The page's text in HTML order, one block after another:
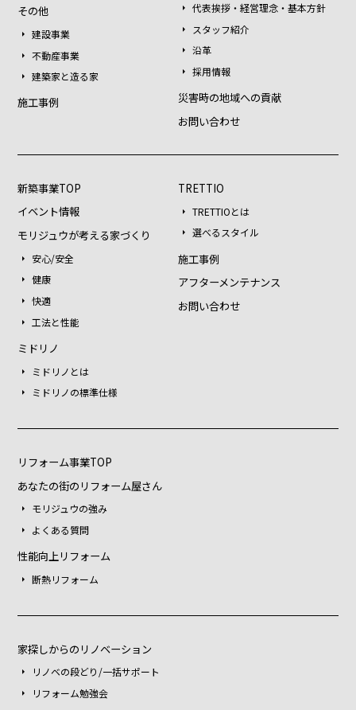
その他
建設事業
不動産事業
建築家と造る家
施工事例
代表挨拶・経営理念・基本方針
スタッフ紹介
沿革
採用情報
災害時の地域への貢献
お問い合わせ
新築事業TOP
イベント情報
モリジュウが考える家づくり
安心/安全
健康
快適
工法と性能
ミドリノ
ミドリノとは
ミドリノの標準仕様
TRETTIO
TRETTIOとは
選べるスタイル
施工事例
アフターメンテナンス
お問い合わせ
リフォーム事業TOP
あなたの街のリフォーム屋さん
モリジュウの強み
よくある質問
性能向上リフォーム
断熱リフォーム
家探しからのリノベーション
リノベの段どり/一括サポート
リフォーム勉強会